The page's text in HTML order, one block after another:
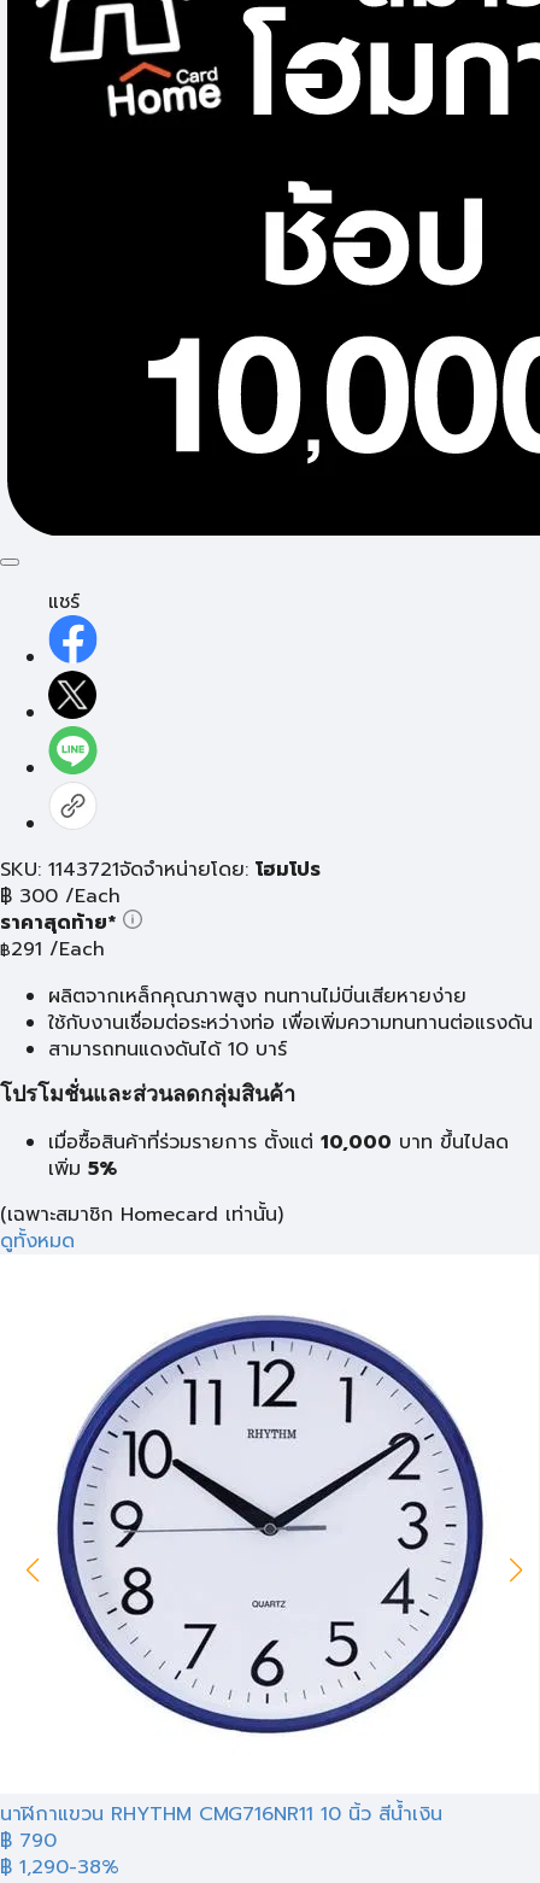
แชร์
SKU: 1143721จัดจำหน่ายโดย: โฮมโปร
฿ 300 /Each
ราคาสุดท้าย*
฿291 /Each
ผลิตจากเหล็กคุณภาพสูง ทนทานไม่บิ่นเสียหายง่าย
ใช้กับงานเชื่อมต่อระหว่างท่อ เพื่อเพิ่มความทนทานต่อแรงดัน
สามารถทนแดงดันได้ 10 บาร์
โปรโมชั่นและส่วนลดกลุ่มสินค้า
เมื่อซื้อสินค้าที่ร่วมรายการ ตั้งแต่ 10,000 บาท ขึ้นไปลด
เพิ่ม 5%
(เฉพาะสมาชิก Homecard เท่านั้น)
ดูทั้งหมด
นาฬิกาแขวน RHYTHM CMG716NR11 10 นิ้ว สีน้ำเงิน
฿ 790
฿ 1,290-38%